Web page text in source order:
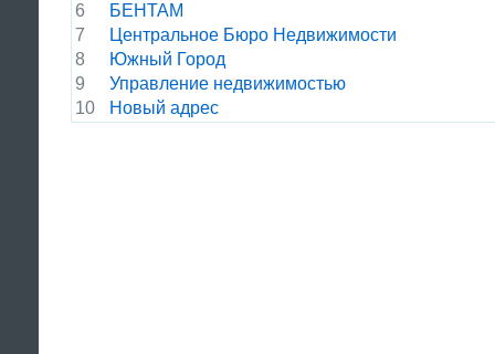
6
БЕНТАМ
7
Центральное Бюро Недвижимости
8
Южный Город
9
Управление недвижимостью
10
Новый адрес